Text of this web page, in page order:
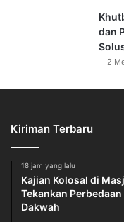
Hadis ini
yang di dalamnya
pengajaran adalah
kerangka tanpa jiwa.
Hadirin
kehilangan ruhnya di
1. Terpisahnya Ilmu
Pendidikan)
dan
2
Kiriman Terbaru
18 jam yang lalu
Kajian Kolosal di
Tekankan
Dakwah